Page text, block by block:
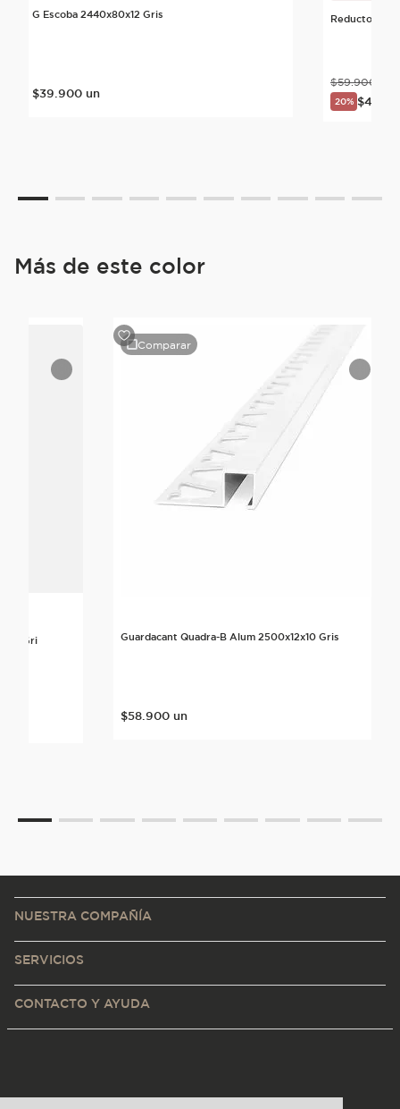
G Escoba 2440x80x12 Gris
$39.900 un
Reductor
$59.900
20% $47
Más de este color
Gri
Comparar
Guardacant Quadra-B Alum 2500x12x10 Gris
$58.900 un
NUESTRA COMPAÑÍA
SERVICIOS
CONTACTO Y AYUDA